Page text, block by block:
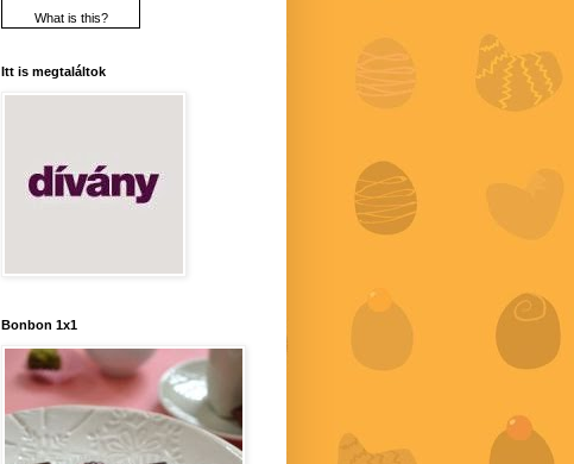
What is this?
Itt is megtaláltok
Bonbon 1x1